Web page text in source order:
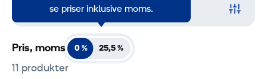
Filter
11 produkter
se priser inklusive moms.
Pris, moms 0 % 25,5 %